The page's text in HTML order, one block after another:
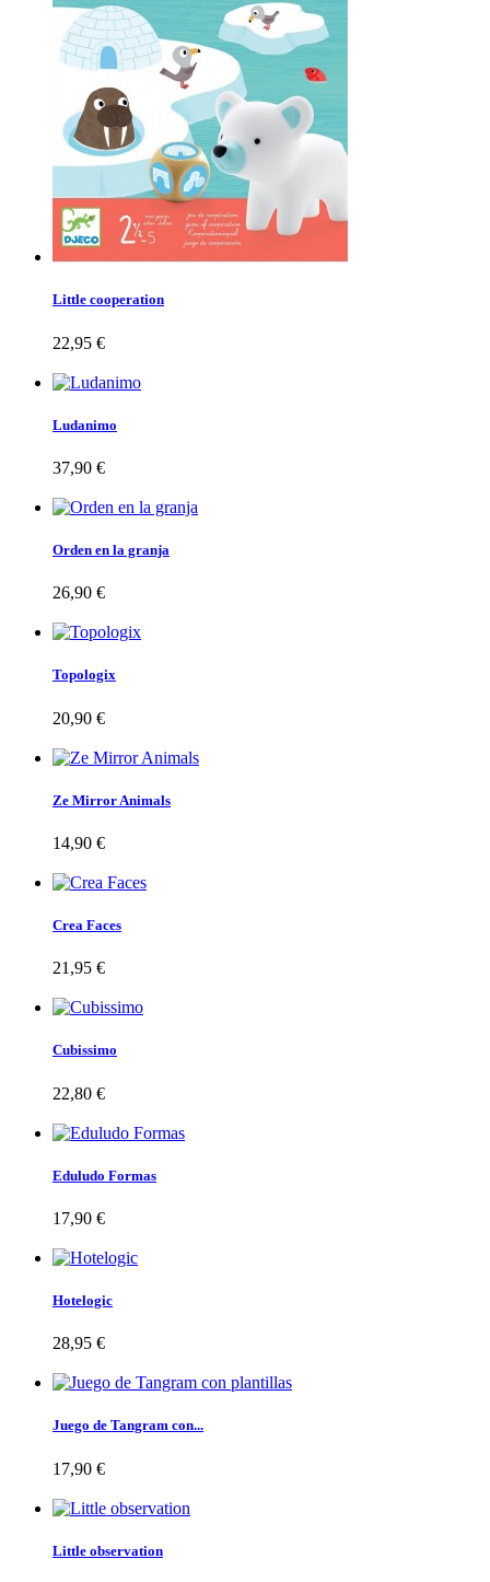
Little cooperation
22,95 €
Ludanimo
37,90 €
Orden en la granja
26,90 €
Topologix
20,90 €
Ze Mirror Animals
14,90 €
Crea Faces
21,95 €
Cubissimo
22,80 €
Eduludo Formas
17,90 €
Hotelogic
28,95 €
Juego de Tangram con...
17,90 €
Little observation